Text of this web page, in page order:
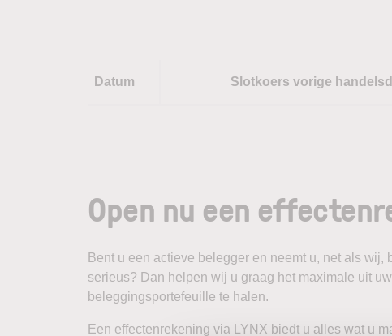
Datum Slotkoers vorige
Open nu een
Bent u een actieve belegger en neemt u, net als wij,
serieus? Dan helpen wij u graag het maximale uit uw
beleggingsportefeuille te halen.
Een effectenrekening via LYNX biedt u alles wat u